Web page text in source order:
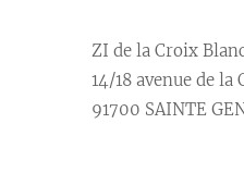
ZI de la Croix
14/18 avenue de la
91700 SAINTE